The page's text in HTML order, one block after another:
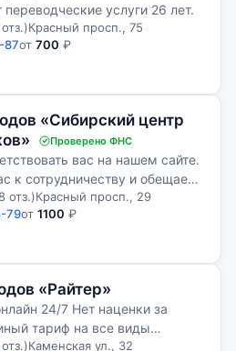
переводческие услуги 26 лет.
Красный просп., 75
87от 700 ₽
«Сибирский центр
Проверено ФНС
вас на нашем сайте.
к сотрудничеству и обещаем
в наших силах, чтобы это
принесло вам
отз.)Красный просп., 29
79от 1100 ₽
«Райтер»
24/7 Нет наценки за
тариф на все виды
За чашкой кофе мы
Каменская ул., 32